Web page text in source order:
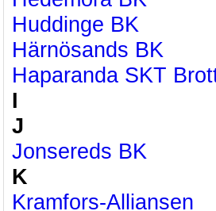
Huddinge BK
Härnösands BK
Haparanda SKT
I
J
Jonsereds BK
K
Kramfors-Alliansen